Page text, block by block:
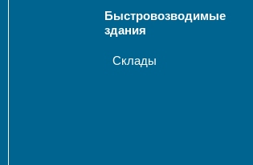
Быстровозводимые
здания
Склады